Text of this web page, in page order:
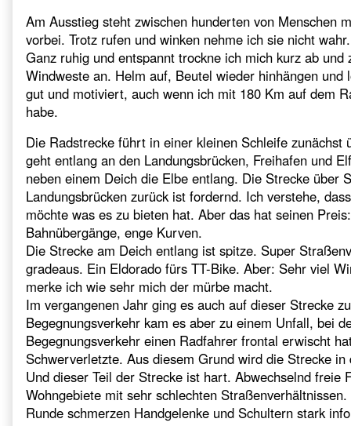
Am Ausstieg steht zwischen hunderten von Menschen
vorbei. Trotz rufen und winken nehme ich sie nicht
Ganz ruhig und entspannt trockne ich mich kurz ab
Windweste an. Helm auf, Beutel wieder hinhängen
gut und motiviert, auch wenn ich mit 180 Km auf dem
habe.
Die Radstrecke führt in einer kleinen Schleife zunächst
geht entlang an den Landungsbrücken, Freihafen und
neben einem Deich die Elbe entlang. Die Strecke über
Landungsbrücken zurück ist fordernd. Ich verstehe,
möchte was es zu bieten hat. Aber das hat seinen
Bahnübergänge, enge Kurven.
Die Strecke am Deich entlang ist spitze. Super
gradeaus. Ein Eldorado fürs TT-Bike. Aber: Sehr viel
merke ich wie sehr mich der mürbe macht.
Im vergangenen Jahr ging es auch auf dieser Strecke
Begegnungsverkehr kam es aber zu einem Unfall, bei
Begegnungsverkehr einen Radfahrer frontal erwischt
Schwerverletzte. Aus diesem Grund wird die Strecke
Und dieser Teil der Strecke ist hart. Abwechselnd freie
Wohngebiete mit sehr schlechten
Runde schmerzen Handgelenke und Schultern stark